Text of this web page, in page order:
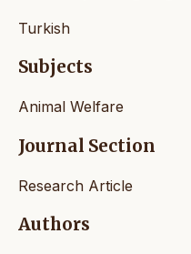
Turkish
Subjects
Animal Welfare
Journal Section
Research Article
Authors